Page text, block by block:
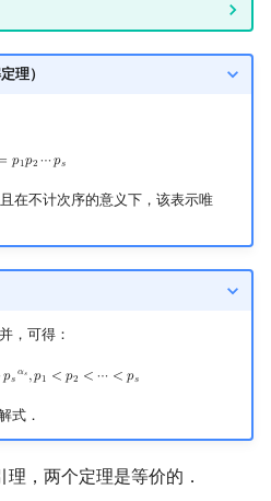
理）
𝑝1𝑝2 ⋯𝑝𝑠
p 1p2⋯ps
在不计次序的意义下，该表示唯
，可得：
𝑝𝑠
𝛼𝑠 ,𝑝1 < 𝑝2 < ⋯ < 𝑝𝑠
⋯ ps αs p1 <p <⋯< ps
式．
，两个定理是等价的．